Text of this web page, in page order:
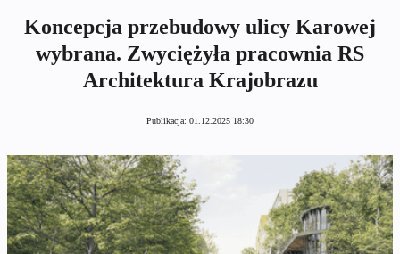
Koncepcja przebudowy ulicy Karowej
wybrana. Zwyciężyła pracownia RS
Architektura Krajobrazu
Publikacja: 01.12.2025 18:30